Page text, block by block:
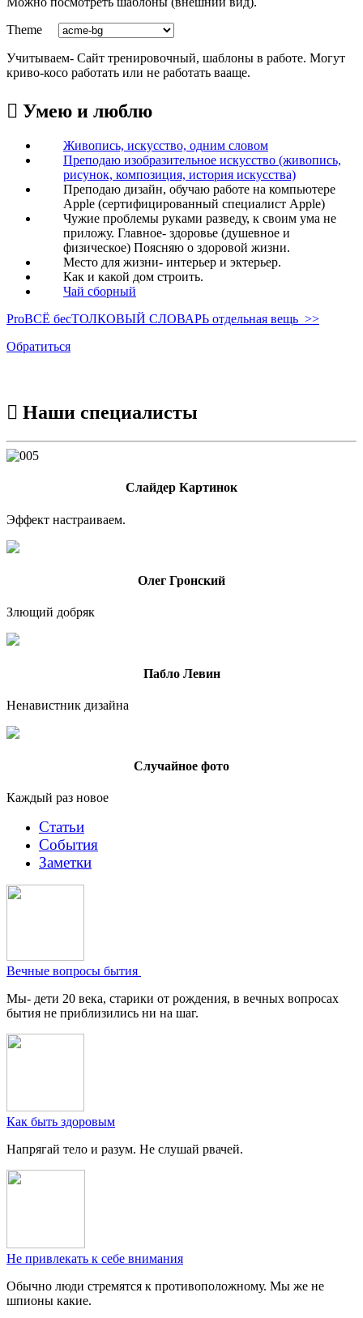
Theme
Учитываем- Сайт тренировочный, шаблоны в работе. Могут
криво-косо работать или не работать вааще.
 Умею и люблю
Живопись, искусство, одним словом
Преподаю изобразительное искусство (живопись,
рисунок, композиция, история искусства)
Преподаю дизайн, обучаю работе на компьютере
Apple (сертифицированный специалист Apple)
Чужие проблемы руками разведу, к своим ума не
приложу. Главное- здоровье (душевное и
физическое) Поясняю о здоровой жизни.
Место для жизни- интерьер и эктерьер.
Как и какой дом строить.
Чай сборный
ProBCЁ бесТОЛКОВЫЙ СЛОВАРЬ отдельная вещь >>
Обратиться
 Наши специалисты
Слайдер Картинок
Эффект настраиваем.
Олег Гронский
Злющий добряк
Пабло Левин
Ненавистник дизайна
Случайное фото
Каждый раз новое
Статьи
События
Заметки
Вечные вопросы бытия
Мы- дети 20 века, старики от рождения, в вечных вопросах
бытия не приблизились ни на шаг.
Как быть здоровым
Напрягай тело и разум. Не слушай рвачей.
Не привлекать к себе внимания
Обычно люди стремятся к противоположному. Мы же не
шпионы какие.